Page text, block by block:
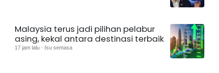
Malaysia terus jadi pilihan pelabur
asing, kekal antara destinasi terbaik
17 jam lalu · Isu semasa